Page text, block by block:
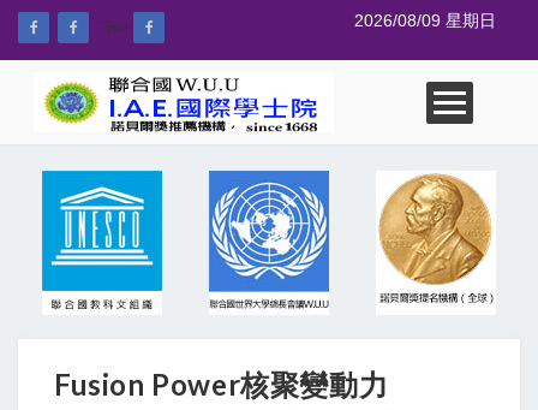
--%> 2026/08/09 星期日
Fusion Power核聚變動力